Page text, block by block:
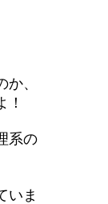
、
！
系の
いま